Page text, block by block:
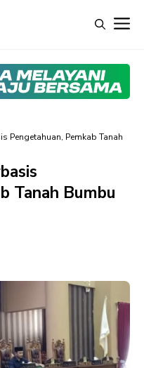
Pengetahuan, Pemkab Tanah
Tanah Bumbu